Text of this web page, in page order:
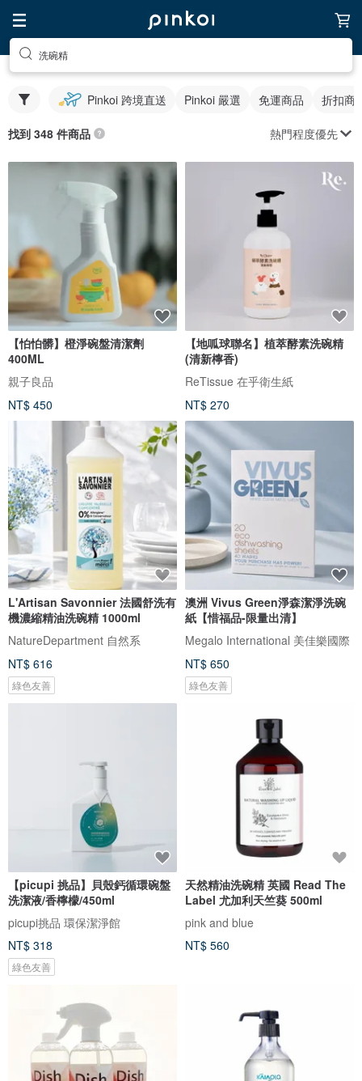
洗碗精
Pinkoi 跨境直送 Pinkoi 嚴選 免運商品 折扣商
找到 348 件商品 熱門程度優先
【怕怕髒】橙淨碗盤清潔劑
400ML
親子良品
NT$ 450
【地呱球聯名】植萃酵素洗碗精
(清新檸香)
ReTissue 在乎衛生紙
NT$ 270
L'Artisan Savonnier 法國舒洗有
機濃縮精油洗碗精 1000ml
NatureDepartment 自然系
NT$ 616
綠色友善
澳洲 Vivus Green淨森潔淨洗碗
紙【惜福品-限量出清】
Megalo International 美佳樂國際
NT$ 650
綠色友善
【picupi 挑品】貝殼鈣循環碗盤
洗潔液/香檸檬/450ml
picupi挑品 環保潔淨館
NT$ 318
綠色友善
天然精油洗碗精 英國 Read The
Label 尤加利天竺葵 500ml
pink and blue
NT$ 560